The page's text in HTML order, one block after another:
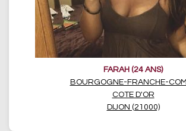
FARAH (24 ANS)
BOURGOGNE-FRANCHE-
COTE D'OR
DIJON (21000)